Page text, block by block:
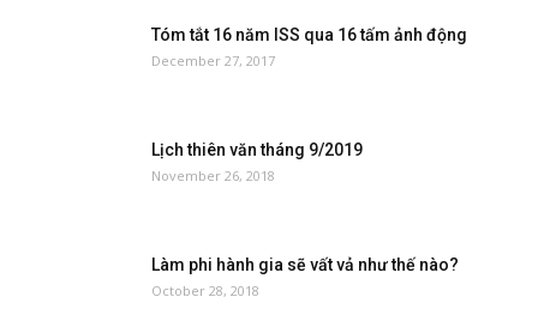
Tóm tắt 16 năm ISS qua 16 tấm ảnh động
December 27, 2017
Lịch thiên văn tháng 9/2019
November 26, 2018
Làm phi hành gia sẽ vất vả như thế nào?
October 28, 2018